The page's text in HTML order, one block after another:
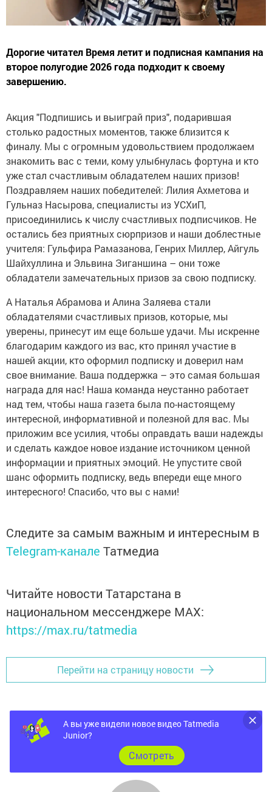
Дорогие читател Время летит и подписная кампания на
второе полугодие 2026 года подходит к своему
завершению.
Акция "Подпишись и выиграй приз", подарившая
столько радостных моментов, также близится к
финалу. Мы с огромным удовольствием продолжаем
знакомить вас с теми, кому улыбнулась фортуна и кто
уже стал счастливым обладателем наших призов!
Поздравляем наших победителей: Лилия Ахметова и
Гульназ Насырова, специалисты из УСХиП,
присоединились к числу счастливых подписчиков. Не
остались без приятных сюрпризов и наши доблестные
учителя: Гульфира Рамазанова, Генрих Миллер, Айгуль
Шайхуллина и Эльвина Зиганшина – они тоже
обладатели замечательных призов за свою подписку.
А Наталья Абрамова и Алина Заляева стали
обладателями счастливых призов, которые, мы
уверены, принесут им еще больше удачи. Мы искренне
благодарим каждого из вас, кто принял участие в
нашей акции, кто оформил подписку и доверил нам
свое внимание. Ваша поддержка – это самая большая
награда для нас! Наша команда неустанно работает
над тем, чтобы наша газета была по-настоящему
интересной, информативной и полезной для вас. Мы
приложим все усилия, чтобы оправдать ваши надежды
и сделать каждое новое издание источником ценной
информации и приятных эмоций. Не упустите свой
шанс оформить подписку, ведь впереди еще много
интересного! Спасибо, что вы с нами!
Следите за самым важным и интересным в
Telegram-канале Татмедиа
Читайте новости Татарстана в
национальном мессенджере MАХ:
https://max.ru/tatmedia
Перейти на страницу новости
А вы уже видели новое видео Tatmedia
Junior?
Cмотреть